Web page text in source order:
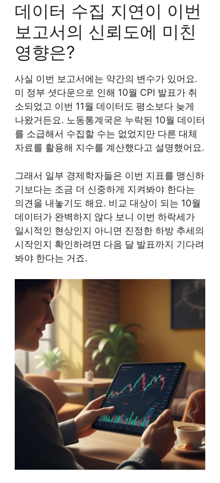
데이터 수집 지연이 이번
보고서의 신뢰도에 미친
영향은?
사실 이번 보고서에는 약간의 변수가 있어요.
미 정부 셧다운으로 인해 10월 CPI 발표가 취
소되었고 이번 11월 데이터도 평소보다 늦게
나왔거든요. 노동통계국은 누락된 10월 데이터
를 소급해서 수집할 수는 없었지만 다른 대체
자료를 활용해 지수를 계산했다고 설명했어요.
그래서 일부 경제학자들은 이번 지표를 맹신하
기보다는 조금 더 신중하게 지켜봐야 한다는
의견을 내놓기도 해요. 비교 대상이 되는 10월
데이터가 완벽하지 않다 보니 이번 하락세가
일시적인 현상인지 아니면 진정한 하방 추세의
시작인지 확인하려면 다음 달 발표까지 기다려
봐야 한다는 거죠.